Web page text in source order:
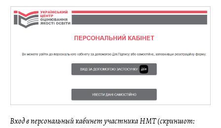
Вход в персональный кабинет участника НМТ (скриншот: